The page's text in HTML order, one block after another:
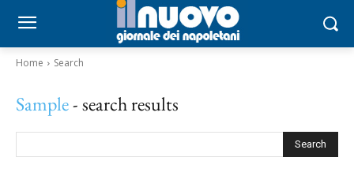
Home Search
Sample- search results
Search